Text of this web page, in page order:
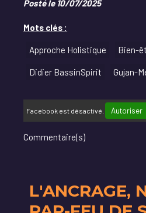
Posté le 10/07/2025
Mots clés :
Approche Holistique Bien-
Didier BassinSpirit Gujan-
Facebook est désactivé. Autoriser
Commentaire(s)
L'ANCRAGE,